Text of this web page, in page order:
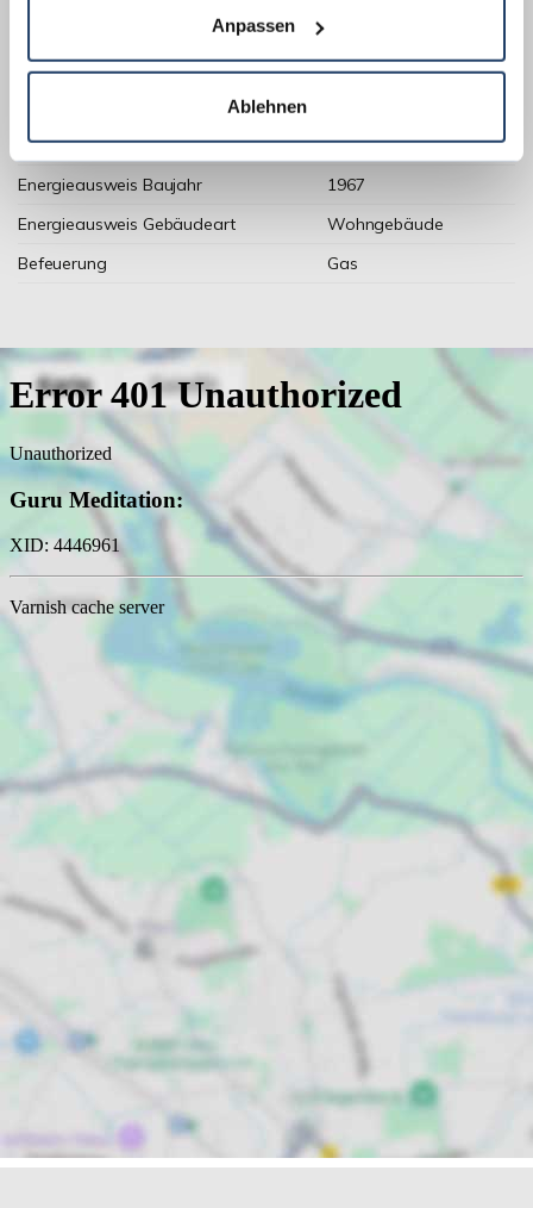
Anpassen
Ablehnen
Energieausweis Ausstelldatum
Energieausweis gültig bis
22.06.2035
Energieausweis Werteklasse
F
Energieausweis Baujahr
1967
Energieausweis Gebäudeart
Wohngebäude
Befeuerung
Gas